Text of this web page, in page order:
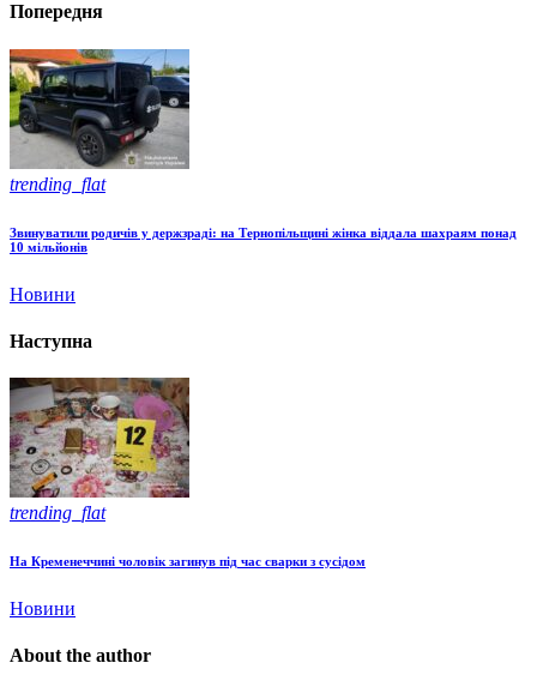
Попередня
trending_flat
Звинуватили родичів у держзраді: на Тернопільщині жінка віддала шахраям понад
10 мільйонів
Новини
Наступна
trending_flat
На Кременеччині чоловік загинув під час сварки з сусідом
Новини
About the author